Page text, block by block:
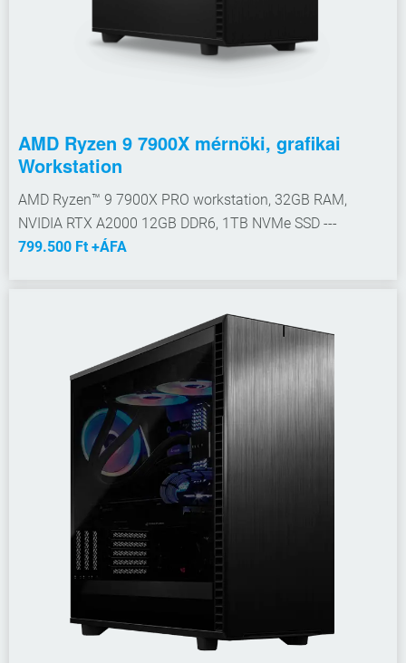
AMD Ryzen 9 7900X mérnöki, grafikai
Workstation
AMD Ryzen™ 9 7900X PRO workstation, 32GB RAM,
NVIDIA RTX A2000 12GB DDR6, 1TB NVMe SSD ---
799.500 Ft +ÁFA